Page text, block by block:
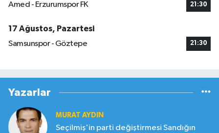
Amed - Erzurumspor FK 21:30
17 Ağustos, Pazartesi
Samsunspor - Göztepe
21:30
Yazarlar
MURAT AYDIN
Seçilmiş'in parti değiştirmesi Sandığın